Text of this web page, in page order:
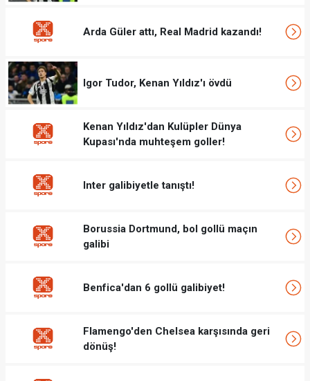
Arda Güler attı, Real Madrid kazandı!
Igor Tudor, Kenan Yıldız'ı övdü
Kenan Yıldız'dan Kulüpler Dünya
Kupası'nda muhteşem goller!
Inter galibiyetle tanıştı!
Borussia Dortmund, bol gollü maçın
galibi
Benfica'dan 6 gollü galibiyet!
Flamengo'den Chelsea karşısında geri
dönüş!